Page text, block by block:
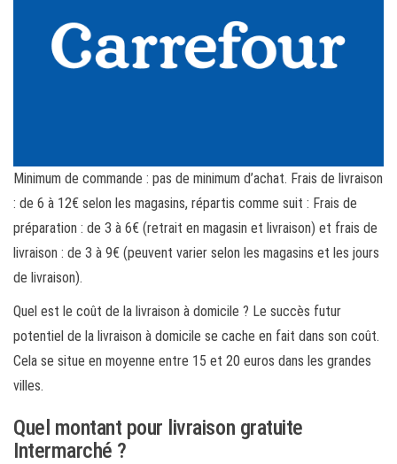
Minimum de commande : pas de minimum d’achat. Frais de livraison
: de 6 à 12€ selon les magasins, répartis comme suit : Frais de
préparation : de 3 à 6€ (retrait en magasin et livraison) et frais de
livraison : de 3 à 9€ (peuvent varier selon les magasins et les jours
de livraison).
Quel est le coût de la livraison à domicile ? Le succès futur
potentiel de la livraison à domicile se cache en fait dans son coût.
Cela se situe en moyenne entre 15 et 20 euros dans les grandes
villes.
Quel montant pour livraison gratuite
Intermarché ?